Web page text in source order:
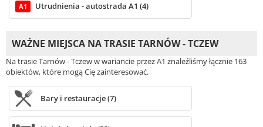
A1 Utrudnienia - autostrada A1 (4)
WAŻNE MIEJSCA NA TRASIE TARNÓW - TCZEW
Na trasie Tarnów - Tczew w wariancie przez A1 znaleźliśmy łącznie 163
obiektów, które mogą Cię zainteresować.
Bary i restauracje (7)